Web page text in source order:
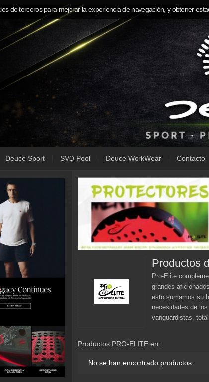
Deuce Sport SVQ Pool Deuce WorkWear Contacto
Productos
Pro-Elite
grandes
esto sumamos su
necesidades de
vanguardistas,
Productos PRO-ELITE en:
No se han encontrado productos
de terceros para mejorar la experiencia de navegación, y obtener